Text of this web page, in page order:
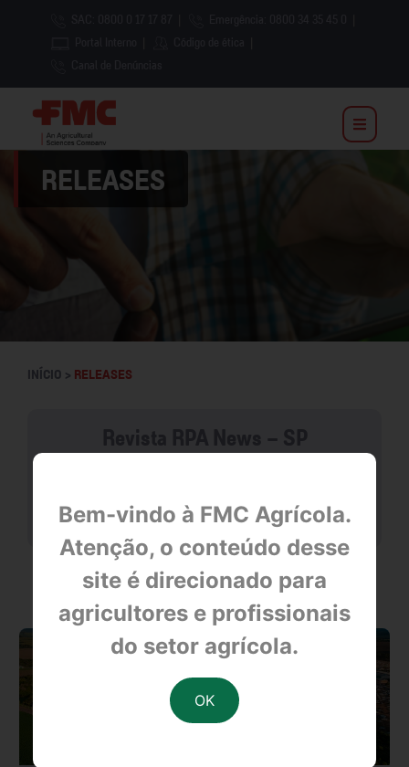
Bem-vindo à FMC Agrícola.
Atenção, o conteúdo desse
site é direcionado para
agricultores e profissionais
do setor agrícola.
RELEASES
INÍCIO > RELEASES
null
OUTRAS NOTÍCIAS